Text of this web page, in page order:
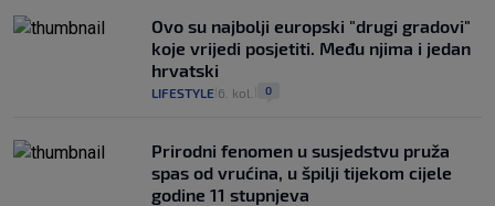
Ovo su najbolji europski "drugi gradovi"
koje vrijedi posjetiti. Među njima i jedan
hrvatski
LIFESTYLE 6. kol. 0
Prirodni fenomen u susjedstvu pruža
spas od vrućina, u špilji tijekom cijele
godine 11 stupnjeva